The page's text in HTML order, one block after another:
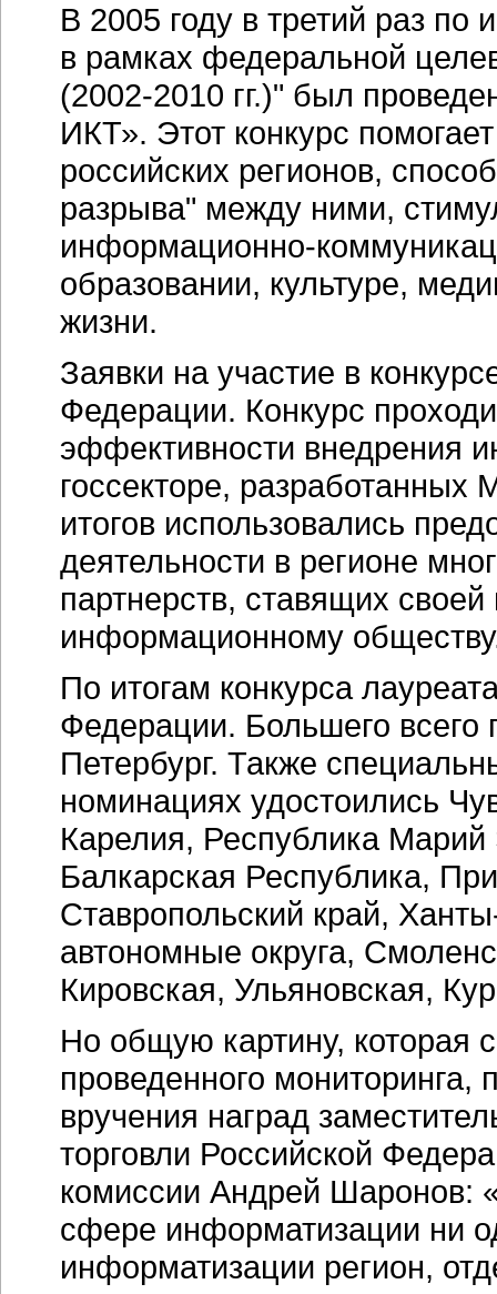
В 2005 году в третий раз по
в рамках федеральной
(2002-2010 гг.)" был
ИКТ». Этот конкурс
российских регионов,
разрыва" между ними,
информационно-
образовании, культуре,
жизни.
Заявки на участие в
Федерации. Конкурс
эффективности внедрения
госсекторе,
итогов использовались
деятельности в регионе
партнерств, ставящих
информационному
По итогам конкурса
Федерации. Большего
Петербург. Также
номинациях удостоились
Карелия, Республика
Балкарская Республика,
Ставропольский край,
автономные округа,
Кировская, Ульяновская,
Но общую картину, которая
проведенного
вручения наград
торговли Российской
комиссии Андрей
сфере информатизации ни
информатизации регион,